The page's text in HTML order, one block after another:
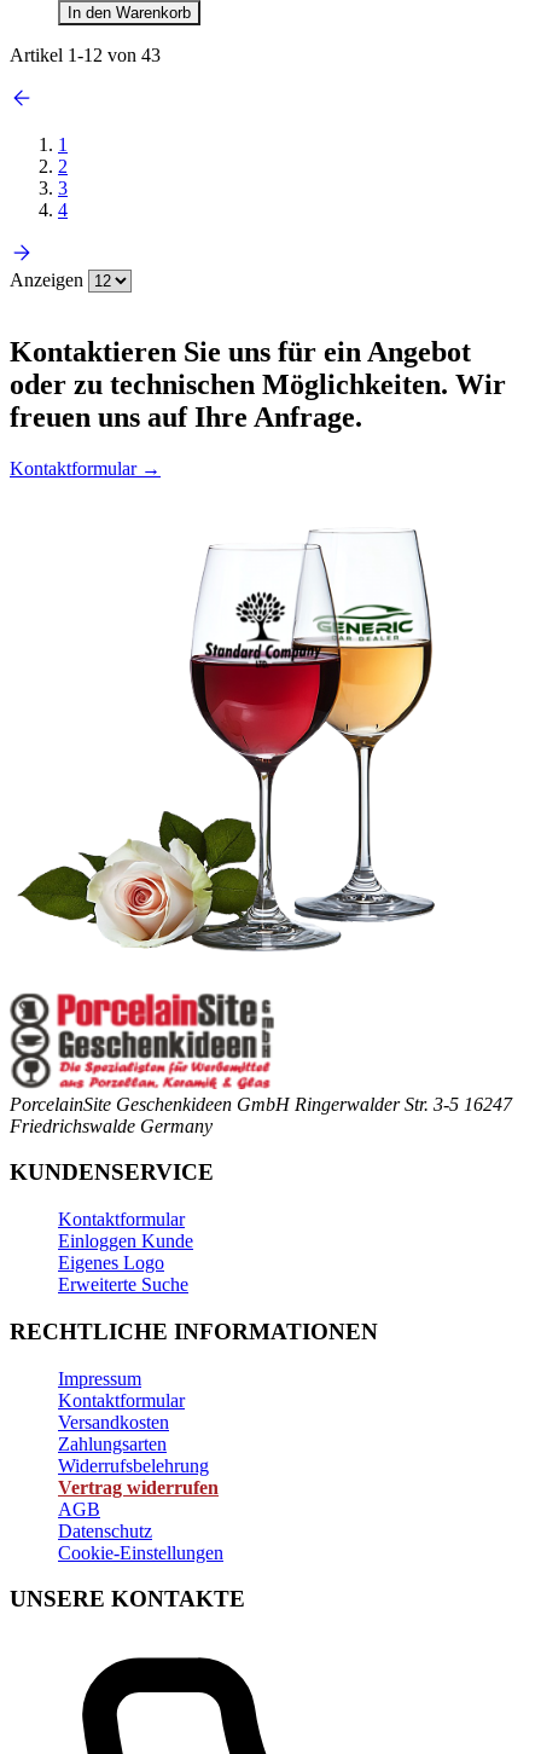
In den Warenkorb
Artikel 1-12 von 43
1
2
3
4
Anzeigen
Kontaktieren Sie uns für ein Angebot
oder zu technischen Möglichkeiten. Wir
freuen uns auf Ihre Anfrage.
Kontaktformular →
PorcelainSite Geschenkideen GmbH Ringerwalder Str. 3-5 16247
Friedrichswalde Germany
KUNDENSERVICE
Kontaktformular
Einloggen Kunde
Eigenes Logo
Erweiterte Suche
RECHTLICHE INFORMATIONEN
Impressum
Kontaktformular
Versandkosten
Zahlungsarten
Widerrufsbelehrung
Vertrag widerrufen
AGB
Datenschutz
Cookie-Einstellungen
UNSERE KONTAKTE